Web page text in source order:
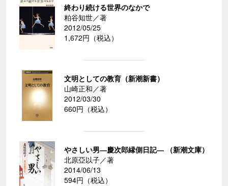
終わり続ける世界のなかで
粕谷知世／著
2012/05/25
1,672円（税込）
文明としての教育（新潮新書）
山崎正和／著
2012/03/30
660円（税込）
やさしい男―慶次郎縁側日記― （新潮文庫）
北原亞以子／著
2014/06/13
594円（税込）